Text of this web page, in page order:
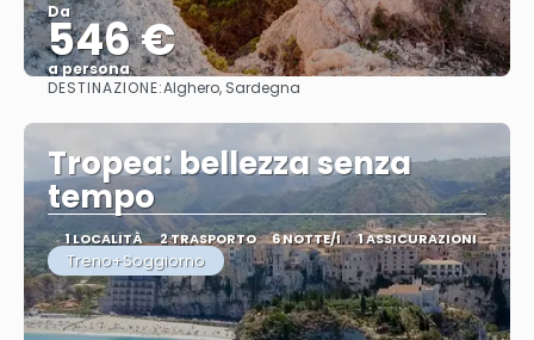
Da
546 €
a persona
Vedere
DESTINAZIONE:Alghero, Sardegna
Tropea: bellezza senza
tempo
1 LOCALITÀ 2 TRASPORTO 6 NOTTE/I 1 ASSICURAZIONI
Treno+Soggiorno